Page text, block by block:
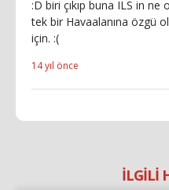
:D biri çıkıp buna ILS in ne
tek bir Havaalanına özgü
için. :(
14 yıl önce
İLGİLİ